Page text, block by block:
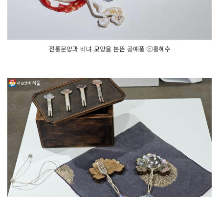
전통문양과 비녀 모양을 본뜬 공예품 ⓒ홍혜수